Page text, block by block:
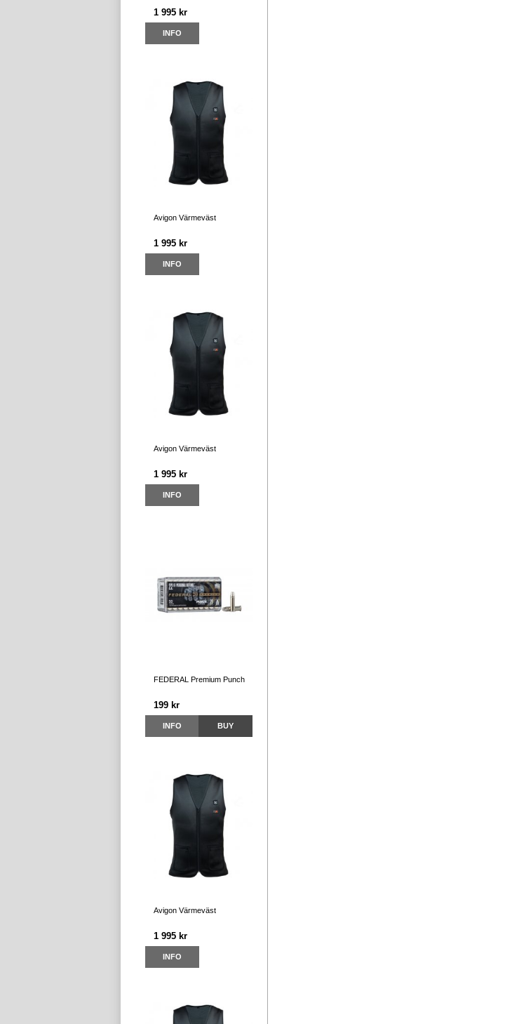
1 995 kr
INFO
Avigon Värmeväst
1 995 kr
INFO
Avigon Värmeväst
1 995 kr
INFO
FEDERAL Premium Punch
199 kr
INFO BUY
Avigon Värmeväst
1 995 kr
INFO